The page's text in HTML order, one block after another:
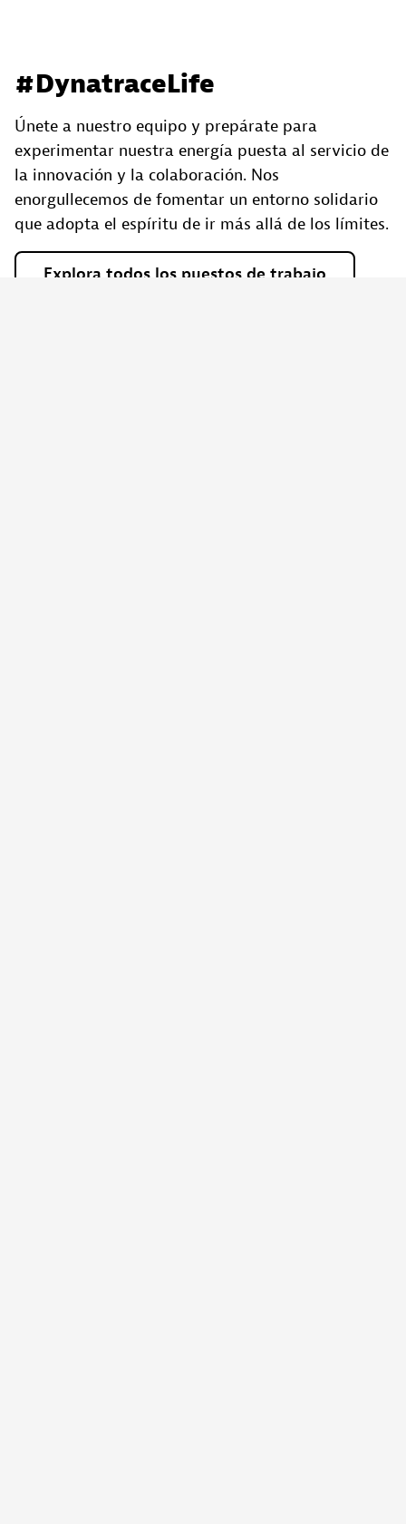
#DynatraceLife
Únete a nuestro equipo y prepárate para
experimentar nuestra energía puesta al servicio de
la innovación y la colaboración. Nos
enorgullecemos de fomentar un entorno solidario
que adopta el espíritu de ir más allá de los límites.
Explora todos los puestos de trabajo